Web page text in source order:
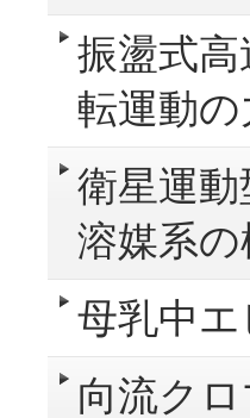
振盪式
転運動
衛星運
溶媒系
母乳中
向流ク